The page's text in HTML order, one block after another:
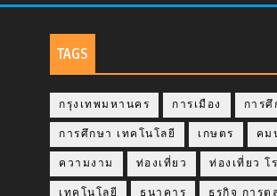
TAGS
กรุงเทพมหานคร การเมือง การศึ
การศึกษา เทคโนโลยี เกษตร คม
ความงาม ท่องเที่ยว ท่องเที่ยว โ
เทคโนโลยี ธนาคาร ธุรกิจ การต